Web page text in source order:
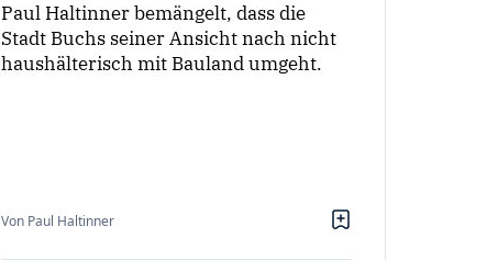
Paul Haltinner bemängelt, dass die
Stadt Buchs seiner Ansicht nach nicht
haushälterisch mit Bauland umgeht.
Von Paul Haltinner